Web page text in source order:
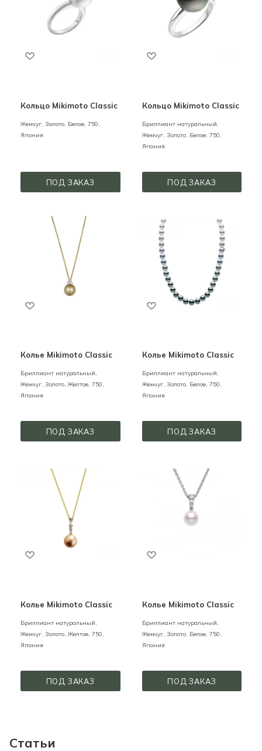
Кольцо Mikimoto Classic
Жемчуг, Золото, Белое, 750,
Япония
ПОД ЗАКАЗ
Кольцо Mikimoto Classic
Бриллиант натуральный,
Жемчуг, Золото, Белое, 750,
Япония
ПОД ЗАКАЗ
Колье Mikimoto Classic
Бриллиант натуральный,
Жемчуг, Золото,Желтое, 750,
Япония
ПОД ЗАКАЗ
Колье Mikimoto Classic
Бриллиант натуральный,
Жемчуг, Золото, Белое, 750,
Япония
ПОД ЗАКАЗ
Колье Mikimoto Classic
Бриллиант натуральный,
Жемчуг, Золото, Желтое, 750,
Япония
ПОД ЗАКАЗ
Колье Mikimoto Classic
Бриллиант натуральный,
Жемчуг, Золото, Белое, 750,
Япония
ПОД ЗАКАЗ
Статьи